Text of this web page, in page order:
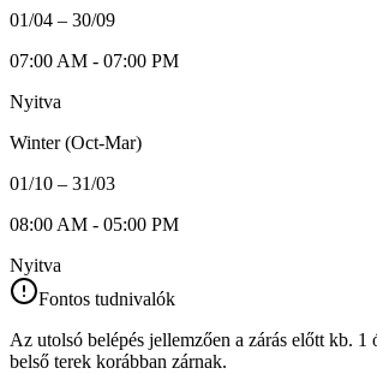
01/04 – 30/09
07:00 AM - 07:00 PM
Nyitva
Winter (Oct-Mar)
01/10 – 31/03
08:00 AM - 05:00 PM
Nyitva
Fontos tudnivalók
Az utolsó belépés jellemzően a zárás előtt kb. 1
belső terek korábban zárnak.